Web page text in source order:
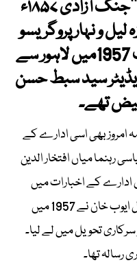
مبنی ہفت روزہ لیل و نہار کا ’’جنگ آزادی ۱۸۵۷ء
و نہار پروگریسو
پیپرز لمیٹڈ (P.P.L) کے تحت 1957میں لاہور سے
ایڈیٹر سید سبط حسن
تھے۔
امروز بھی اسی ادارے کے
رہنما میاں افتخار الدین
ادارے کے اخبارات میں
ایڈیٹر کا ادارہ انتہائی مضبوط تھا۔ جنرل ایوب خان نے 1957 میں
تحویل میں لے لیا۔
رسالہ تھا۔